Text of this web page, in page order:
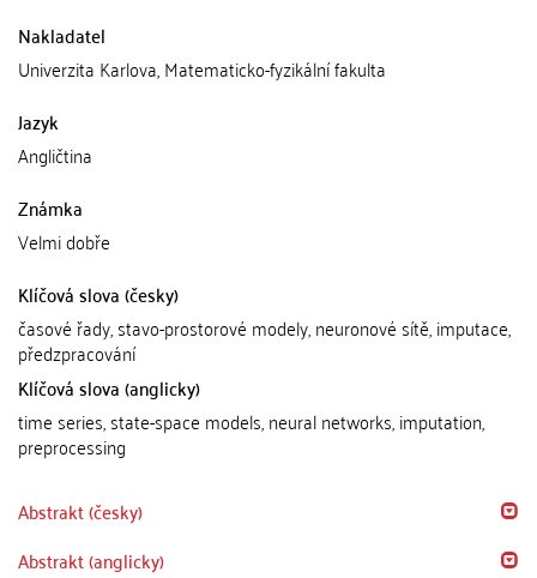
Nakladatel
Univerzita Karlova, Matematicko-fyzikální fakulta
Jazyk
Angličtina
Známka
Velmi dobře
Klíčová slova (česky)
časové řady, stavo-prostorové modely, neuronové sítě, imputace,
předzpracování
Klíčová slova (anglicky)
time series, state-space models, neural networks, imputation,
preprocessing
Abstrakt (česky)
Abstrakt (anglicky)